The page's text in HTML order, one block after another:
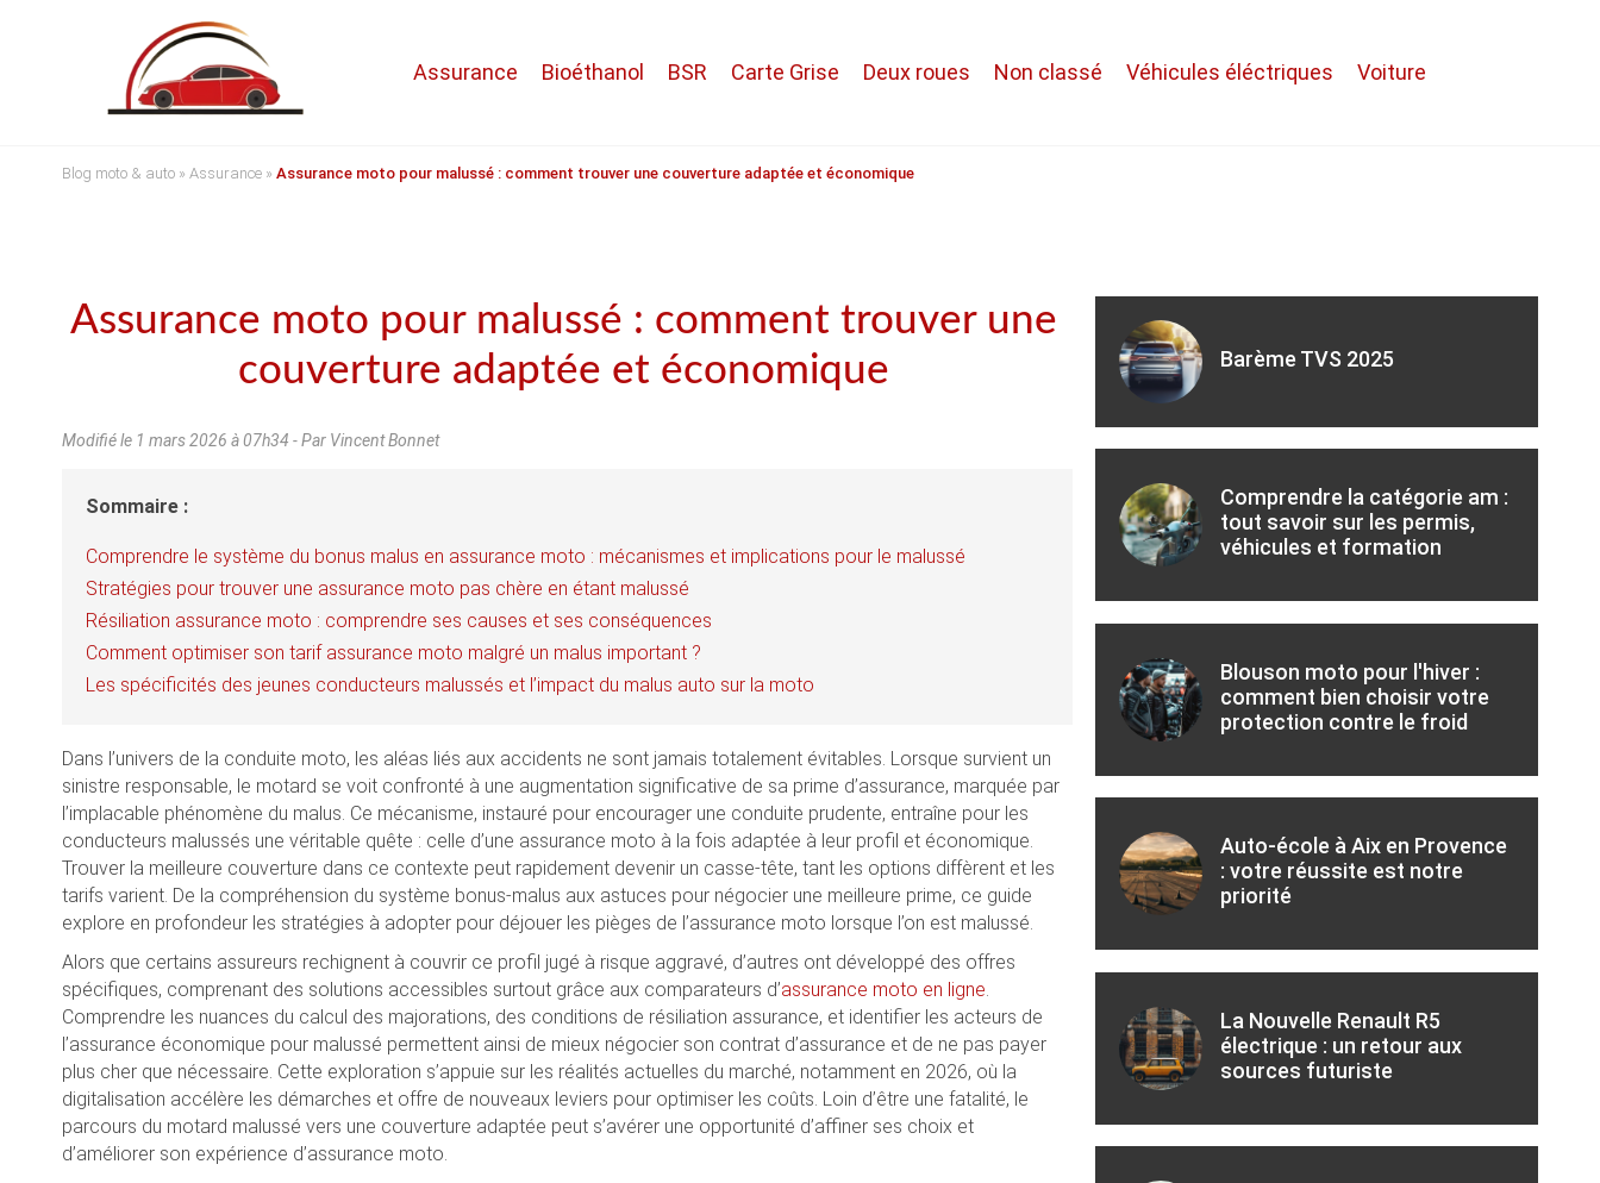
Assurance Bioéthanol BSR Carte Grise Deux roues Non classé Véhicules éléctriques Voiture
Blog moto & auto » Assurance » Assurance moto pour malussé : comment trouver une couverture adaptée et économique
Assurance moto pour malussé : comment trouver une
couverture adaptée et économique
Modifié le 1 mars 2026 à 07h34 - Par Vincent Bonnet
Sommaire :
Comprendre le système du bonus malus en assurance moto : mécanismes et implications pour le malussé
Stratégies pour trouver une assurance moto pas chère en étant malussé
Résiliation assurance moto : comprendre ses causes et ses conséquences
Comment optimiser son tarif assurance moto malgré un malus important ?
Les spécificités des jeunes conducteurs malussés et l’impact du malus auto sur la moto
Dans l’univers de la conduite moto, les aléas liés aux accidents ne sont jamais totalement évitables. Lorsque survient un
sinistre responsable, le motard se voit confronté à une augmentation significative de sa prime d’assurance, marquée par
l’implacable phénomène du malus. Ce mécanisme, instauré pour encourager une conduite prudente, entraîne pour les
conducteurs malussés une véritable quête : celle d’une assurance moto à la fois adaptée à leur profil et économique.
Trouver la meilleure couverture dans ce contexte peut rapidement devenir un casse-tête, tant les options diffèrent et les
tarifs varient. De la compréhension du système bonus-malus aux astuces pour négocier une meilleure prime, ce guide
explore en profondeur les stratégies à adopter pour déjouer les pièges de l’assurance moto lorsque l’on est malussé.
Alors que certains assureurs rechignent à couvrir ce profil jugé à risque aggravé, d’autres ont développé des offres
spécifiques, comprenant des solutions accessibles surtout grâce aux comparateurs d’assurance moto en ligne
Comprendre les nuances du calcul des majorations, des conditions de résiliation assurance, et identifier les acteurs de
l’assurance économique pour malussé permettent ainsi de mieux négocier son contrat d’assurance et de ne pas payer
plus cher que nécessaire. Cette exploration s’appuie sur les réalités actuelles du marché, notamment en 2026, où la
digitalisation accélère les démarches et offre de nouveaux leviers pour optimiser les coûts. Loin d’être une fatalité, le
parcours du motard malussé vers une couverture adaptée peut s’avérer une opportunité d’affiner ses choix et
d’améliorer son expérience d’assurance moto.
Barème TVS 2025
Comprendre la catégorie am :
tout savoir sur les permis,
véhicules et formation
Blouson moto pour l'hiver :
comment bien choisir votre
protection contre le froid
Auto-école à Aix en Provence
: votre réussite est notre
priorité
La Nouvelle Renault R5
électrique : un retour aux
sources futuriste